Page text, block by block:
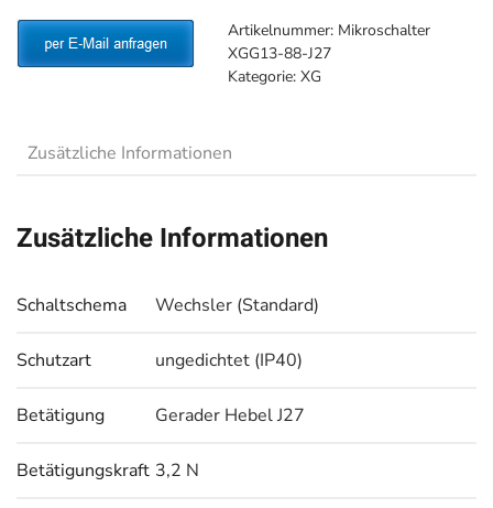
Artikelnummer: Mikroschalter
XGG13-88-J27
Kategorie: XG
Zusätzliche Informationen
Zusätzliche Informationen
Schaltschema Wechsler (Standard)
Schutzart ungedichtet (IP40)
Betätigung Gerader Hebel J27
Betätigungskraft 3,2 N